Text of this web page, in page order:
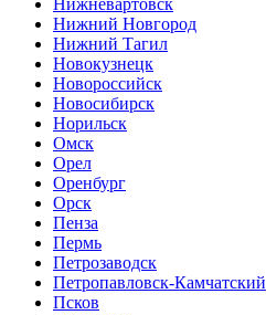
Нижний Новгород
Нижний Тагил
Новокузнецк
Новороссийск
Новосибирск
Норильск
Омск
Орел
Оренбург
Орск
Пенза
Пермь
Петрозаводск
Петропавловск-Камчатский
Псков